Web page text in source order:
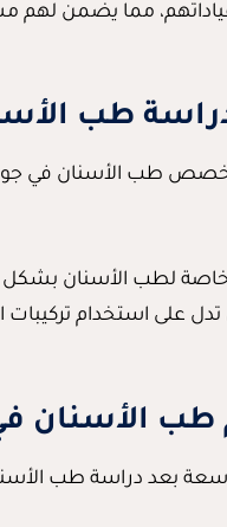
مما يضمن لهم
طب
ما بين 3 إلى 5 سنوات، وتختلف هذه المدة حسب الجامعة
لطب الأسنان بشكل
تدل على استخدام
الأسنان
بعد دراسة طب